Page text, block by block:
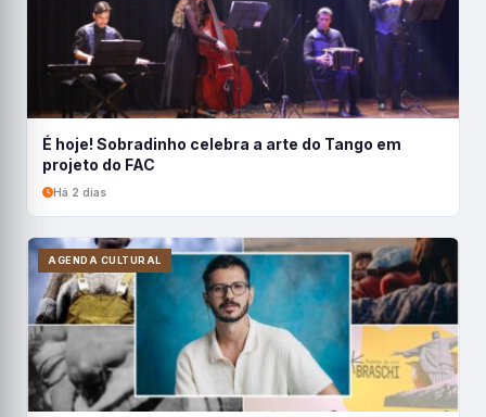
É hoje! Sobradinho celebra a arte do Tango em
projeto do FAC
Há 2 dias
AGENDA CULTURAL